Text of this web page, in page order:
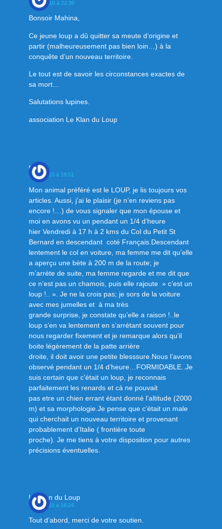
9 mai 2010 à 22:39
Bonsoir Mahina,
Ce jeune loup a dû quitter sa meute d’origine et
partir (malheureusement pas bien loin…) à la
conquête d’un nouveau territoire.
Le tout est de savoir les circonstances exactes de
sa mort…
Salutations lupines.
association Le Klan du Loup
pesez
5 juin 2010 à 18:51
Mon animal préféré est le LOUP, je lis toujours vos
articles. Aussi, j’ai le plaisir (je n’en reviens pas
encore !…) de vous signaler que mon épouse et
moi en avons vu un pendant un 1/4 d’heure
hier Vendredi à 17 h à 2 kms du Col du Petit St
Bernard en descendant coté Français.Descendant
lentement le col en voiture, ma femme me dit qu’elle
a aperçu une bète à 200 m de la route; je
m’arrète de suite, ma femme regarde et me dit que
ce n’est pas un chamois, puis elle rajoute » c’est un
loup !.. ». Je ne la crois pas; je sors de la voiture
avec mes jumelles et à ma très
grande surprise, je constate qu’elle a raison !..le
loup s’en va lentement en s’arrétant souvent pour
nous regarder fixement et je remarque alors qu’il
boite légèrement de la patte arrière
droite, il doit avoir une petite blesssure.Nous l’avons
observé pendant un 1/4 d’heure…FORMIDABLE..Je
suis certain que c’était un loup, je reconnais
parfaitement les renards et cà ne pouvait
pas etre un chien errant étant donné l’altitude (2000
m) et sa morphologie.Je pense que c’était un male
qui cherchait un nouveau territoire et provenant
probablement d’Italie ( frontière toute
proche). Je me tiens à votre disposition pour autres
précisions éventuelles.
Le Klan du Loup
6 juin 2010 à 16:24
Tout d’abord, merci de votre soutien.